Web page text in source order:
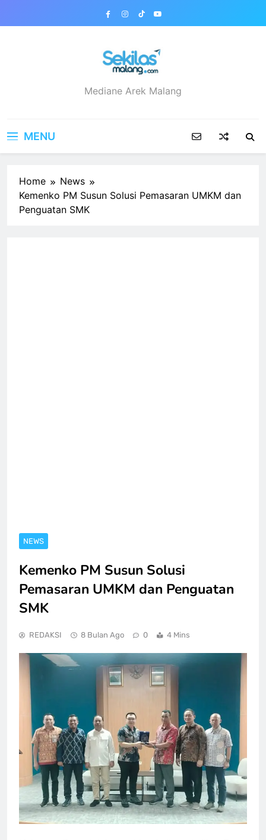
sekilasmalang.com
Mediane Arek Malang
MENU
Home
News
Kemenko PM Susun Solusi Pemasaran UMKM dan
Penguatan SMK
NEWS
Kemenko PM Susun Solusi
Pemasaran UMKM dan Penguatan
SMK
REDAKSI 8 Bulan Ago 0 4 Mins